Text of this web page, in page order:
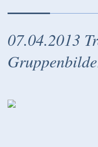
07.04.2013